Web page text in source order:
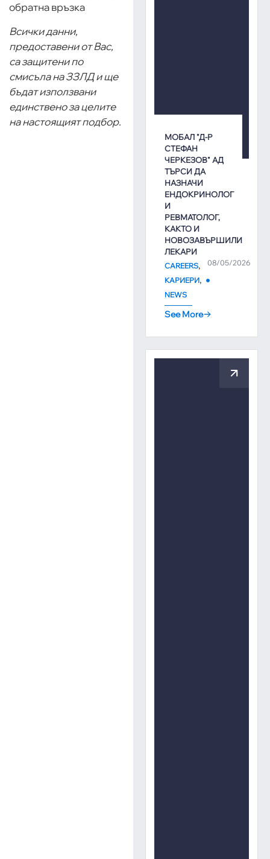
обратна връзка
Всички данни,
предоставени от Вас,
са защитени по
смисъла на ЗЗЛД и ще
бъдат използвани
единствено за целите
на настоящият подбор.
МОБАЛ "Д-Р
СТЕФАН
ЧЕРКЕЗОВ" АД
ТЪРСИ ДА
НАЗНАЧИ
ЕНДОКРИНОЛОГ
И
РЕВМАТОЛОГ,
КАКТО И
НОВОЗАВЪРШИЛИ
ЛЕКАРИ
08/05/2026
CAREERS,
КАРИЕРИ,
NEWS
See More